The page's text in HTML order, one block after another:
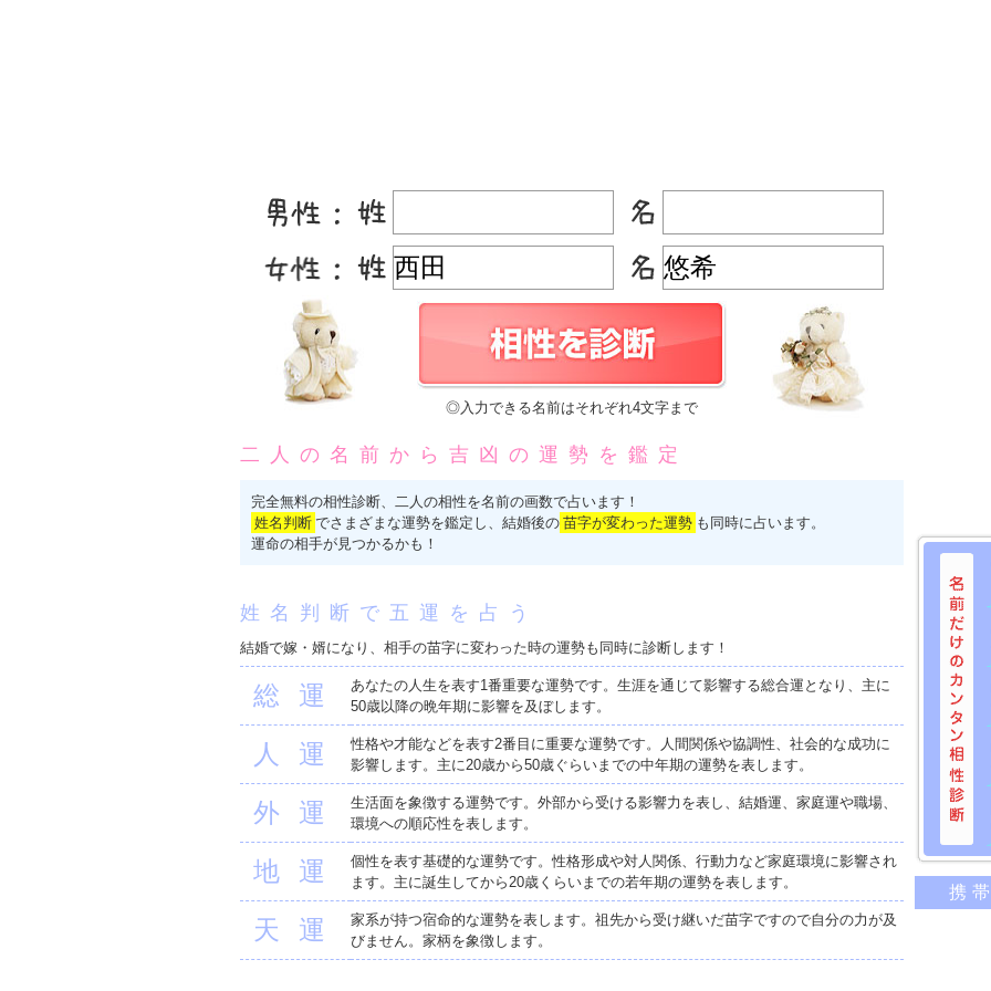
◎入力できる名前はそれぞれ4文字まで
二人の名前から吉凶の運勢を鑑定
完全無料の相性診断、二人の相性を名前の画数で占います！
姓名判断 でさまざまな運勢を鑑定し、結婚後の 苗字が変わった運勢 も同時に占います。
運命の相手が見つかるかも！
姓名判断で五運を占う
結婚で嫁・婿になり、相手の苗字に変わった時の運勢も同時に診断します！
総運
あなたの人生を表す1番重要な運勢です。生涯を通じて影響する総合運となり、主に
50歳以降の晩年期に影響を及ぼします。
人運
性格や才能などを表す2番目に重要な運勢です。人間関係や協調性、社会的な成功に
影響します。主に20歳から50歳ぐらいまでの中年期の運勢を表します。
外運
生活面を象徴する運勢です。外部から受ける影響力を表し、結婚運、家庭運や職場、
環境への順応性を表します。
地運
個性を表す基礎的な運勢です。性格形成や対人関係、行動力など家庭環境に影響され
ます。主に誕生してから20歳くらいまでの若年期の運勢を表します。
天運
家系が持つ宿命的な運勢を表します。祖先から受け継いだ苗字ですので自分の力が及
びません。家柄を象徴します。
名前だけ
意外に
携